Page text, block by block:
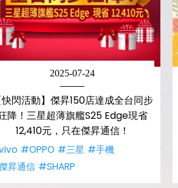
2025-07-24
快閃活動】傑昇150店達成全台同步
降！三星超薄旗艦S25 Edge現省
12,410元，只在傑昇通信！
#OPPO #三星 #手機
昇通信 #SHARP